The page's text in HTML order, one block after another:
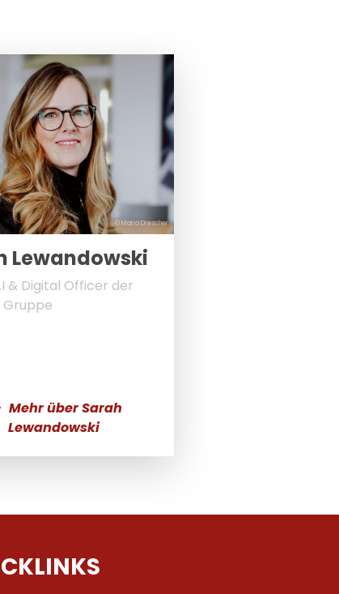
© Mario Drescher
Lewandowski
& Digital Officer der
Gruppe
Mehr über Sarah
Lewandowski